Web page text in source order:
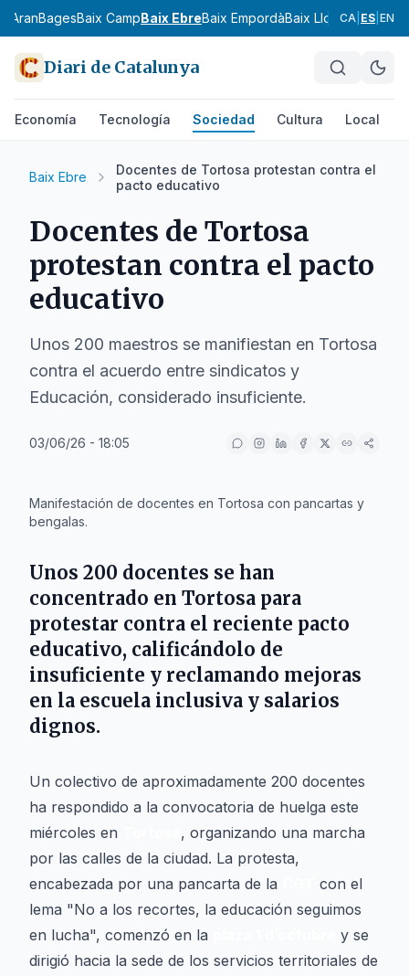
AranBagesBaix CampBaix EbreBaix EmpordàBaix LlobregatBaix
CA ES EN
Diari de Catalunya
Economía Tecnología Sociedad Cultura Local
Baix Ebre
Docentes de Tortosa protestan contra el
pacto educativo
Docentes de Tortosa
protestan contra el pacto
educativo
Unos 200 maestros se manifiestan en Tortosa
contra el acuerdo entre sindicatos y
Educación, considerado insuficiente.
03/06/26 - 18:05
Manifestación de docentes en Tortosa con pancartas y
bengalas.
Unos 200 docentes se han
concentrado en Tortosa para
protestar contra el reciente pacto
educativo, calificándolo de
insuficiente y reclamando mejoras
en la escuela inclusiva y salarios
dignos.
Un colectivo de aproximadamente 200 docentes
ha respondido a la convocatoria de huelga este
miércoles en
, organizando una marcha
por las calles de la ciudad. La protesta,
encabezada por una pancarta de la
con el
lema "No a los recortes, la educación seguimos
en lucha", comenzó en la
y se
dirigió hacia la sede de los servicios territoriales de